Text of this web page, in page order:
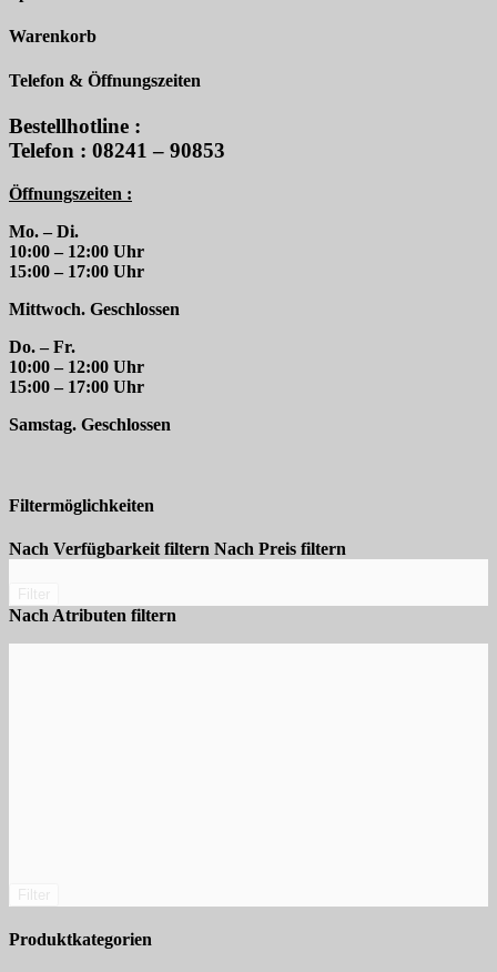
Warenkorb
Telefon & Öffnungszeiten
Bestellhotline :
Telefon : 08241 – 90853
Öffnungszeiten :
Mo. – Di.
10:00 – 12:00 Uhr
15:00 – 17:00 Uhr
Mittwoch. Geschlossen
Do. – Fr.
10:00 – 12:00 Uhr
15:00 – 17:00 Uhr
Samstag. Geschlossen
Filtermöglichkeiten
Nach Verfügbarkeit filtern Nach Preis filtern
Nach Atributen filtern
Produktkategorien